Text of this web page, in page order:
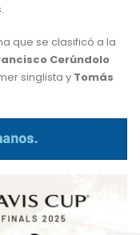
que se clasificó a la
Cerúndolo
singlista y Tomás